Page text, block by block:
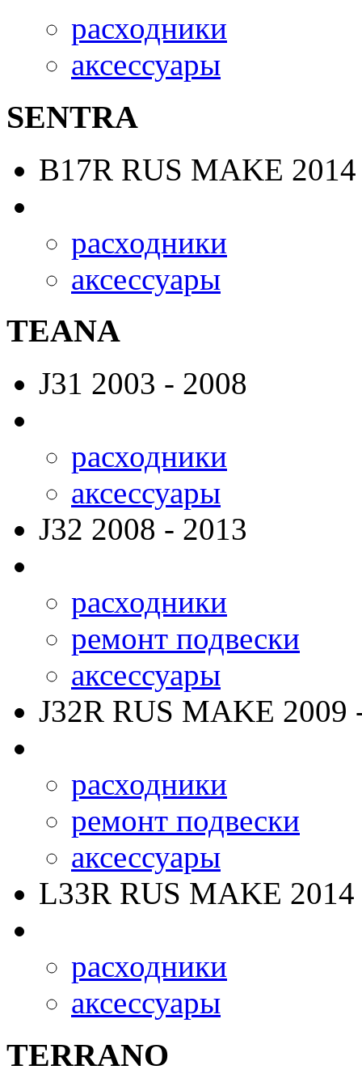
расходники
аксессуары
SENTRA
B17R RUS MAKE
расходники
аксессуары
TEANA
J31 2003 - 2008
расходники
аксессуары
J32 2008 - 2013
расходники
ремонт подвески
аксессуары
J32R RUS MAKE 2009
расходники
ремонт подвески
аксессуары
L33R RUS MAKE 2014
расходники
аксессуары
TERRANO